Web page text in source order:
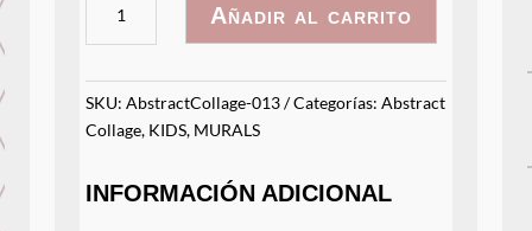
cantidad
Añadir al carrito
SKU: AbstractCollage-013 Categorías: Abstract
Collage, KIDS, MURALS
INFORMACIÓN ADICIONAL